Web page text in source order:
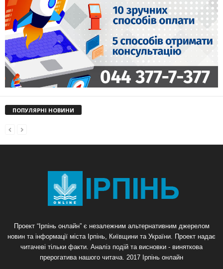
ПОПУЛЯРНІ НОВИНИ
Проект “Ірпінь онлайн” є незалежним альтернативним джерелом
новин та інформації міста Ірпінь, Київщини та України. Проект надає
читачеві тільки факти. Аналіз подій та висновки - виняткова
прерогатива нашого читача. 2017 Ірпінь онлайн